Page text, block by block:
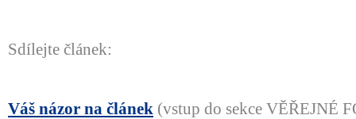
Sdílejte článek:
Váš názor na článek (vstup do sekce VĚŘEJNÉ